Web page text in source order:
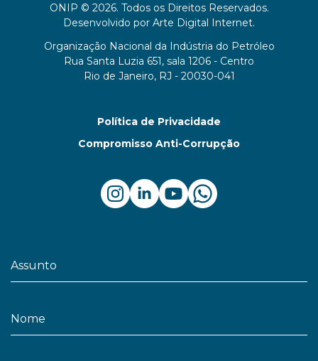
ONIP © 2026. Todos os Direitos Reservados.
Desenvolvido por Arte Digital Internet.
Organização Nacional da Indústria do Petróleo
Rua Santa Luzia 651, sala 1206 - Centro
Rio de Janeiro, RJ - 20030-041
Política de Privacidade
Compromisso Anti-Corrupção